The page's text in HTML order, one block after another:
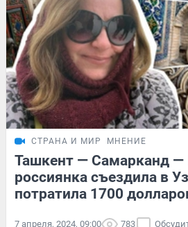
СТРАНА И МИР МНЕНИЕ
Ташкент — Самарканд —
россиянка съездила в
потратила 1700
7 апреля, 2024, 09:00 783